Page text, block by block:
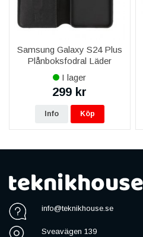
Samsung Galaxy S24 Plus
Plånboksfodral Läder
Rvelon - Svart
I lager
299 kr
Info Köp
info@teknikhouse.se
Sveavägen 139